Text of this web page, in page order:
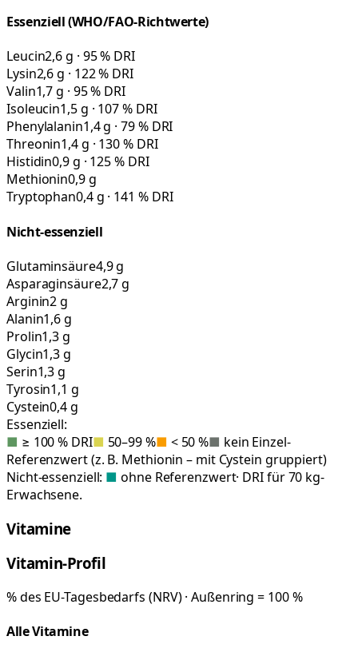
Essenziell (WHO/FAO-Richtwerte)
Leucin2,6 g · 95 % DRI
Lysin2,6 g · 122 % DRI
Valin1,7 g · 95 % DRI
Isoleucin1,5 g · 107 % DRI
Phenylalanin1,4 g · 79 % DRI
Threonin1,4 g · 130 % DRI
Histidin0,9 g · 125 % DRI
Methionin0,9 g
Tryptophan0,4 g · 141 % DRI
Nicht-essenziell
Glutaminsäure4,9 g
Asparaginsäure2,7 g
Arginin2 g
Alanin1,6 g
Prolin1,3 g
Glycin1,3 g
Serin1,3 g
Tyrosin1,1 g
Cystein0,4 g
Essenziell:
■ ≥ 100 % DRI■ 50–99 %■ < 50 %■ kein Einzel-
Referenzwert (z. B. Methionin – mit Cystein gruppiert)
Nicht-essenziell: ■ ohne Referenzwert· DRI für 70 kg-
Erwachsene.
Vitamine
Vitamin-Profil
% des EU-Tagesbedarfs (NRV) · Außenring = 100 %
Alle Vitamine